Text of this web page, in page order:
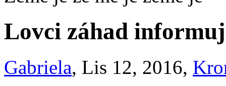
Lovci záhad
Gabriela, Lis 12, 2016,